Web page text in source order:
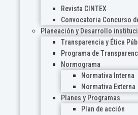
Revista CINTEX
Convocatoria Concurso
Planeación y Desarrollo
Transparencia y Ética
Programa de
Normograma
Normativa Interna
Normativa Externa
Planes y Programas
Plan de acción